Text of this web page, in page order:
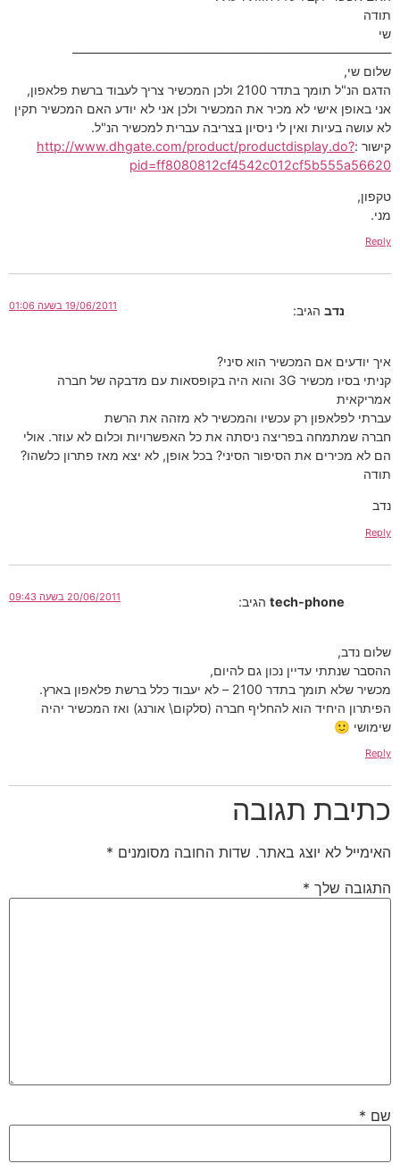
תודה
שי
—————————————————————————–
שלום שי,
הדגם הנ"ל תומך בתדר 2100 ולכן המכשיר צריך לעבוד ברשת פלאפון,
אני באופן אישי לא מכיר את המכשיר ולכן אני לא יודע האם המכשיר תקין
לא עושה בעיות ואין לי ניסיון בצריבה עברית למכשיר הנ"ל.
קישור :http://www.dhgate.com/product/productdisplay.do?
pid=ff8080812cf4542c012cf5b555a56620
טקפון,
מני.
Reply
נדב הגיב: 19/06/2011 בשעה 01:06
איך יודעים אם המכשיר הוא סיני?
קניתי בסיו מכשיר 3G והוא היה בקופסאות עם מדבקה של חברה
אמריקאית
עברתי לפלאפון רק עכשיו והמכשיר לא מזהה את הרשת
חברה שמתמחה בפריצה ניסתה את כל האפשרויות וכלום לא עוזר. אולי
הם לא מכירים את הסיפור הסיני? בכל אופן, לא יצא מאז פתרון כלשהו?
תודה
נדב
Reply
tech-phone הגיב: 20/06/2011 בשעה 09:43
שלום נדב,
ההסבר שנתתי עדיין נכון גם להיום,
מכשיר שלא תומך בתדר 2100 – לא יעבוד כלל ברשת פלאפון בארץ.
הפיתרון היחיד הוא להחליף חברה (סלקום\ אורנג) ואז המכשיר יהיה
שימושי 🙂
Reply
כתיבת תגובה
האימייל לא יוצג באתר. שדות החובה מסומנים *
התגובה שלך *
שם *